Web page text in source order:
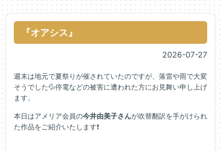
『オアシス』
2026-07-27
週末は地元で夏祭りが催されていたのですが、落雷や雨で大変
そうでした💦停電などの被害に遭われた方にお見舞い申し上げ
ます。
本日はアメリア会員の今井由美子さんが吹替翻訳を手がけられ
た作品をご紹介いたします❗